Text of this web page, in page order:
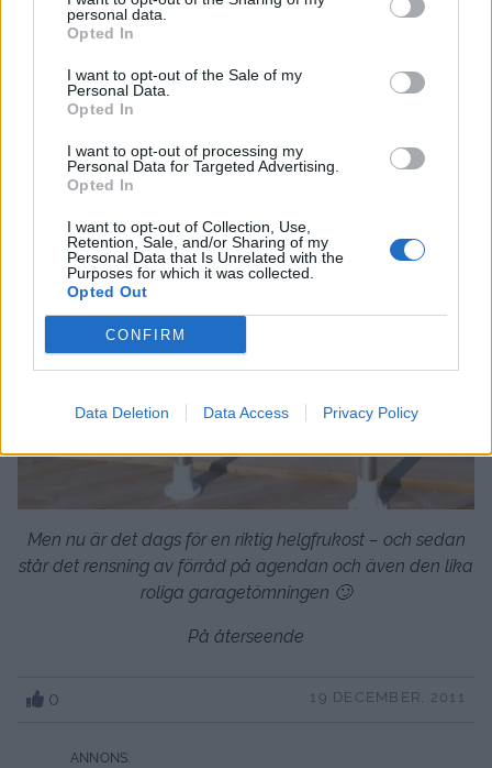
personal data.
Opted In
I want to opt-out of the Sale of my
Personal Data.
Opted In
I want to opt-out of processing my
Personal Data for Targeted Advertising.
Opted In
I want to opt-out of Collection, Use,
Retention, Sale, and/or Sharing of my
Personal Data that Is Unrelated with the
Purposes for which it was collected.
Opted Out
CONFIRM
Data Deletion Data Access Privacy Policy
Men nu är det dags för en riktig helgfrukost – och sedan
står det rensning av förråd på agendan och även den lika
roliga garagetömningen 🙄
På återseende
0 19 DECEMBER, 2011